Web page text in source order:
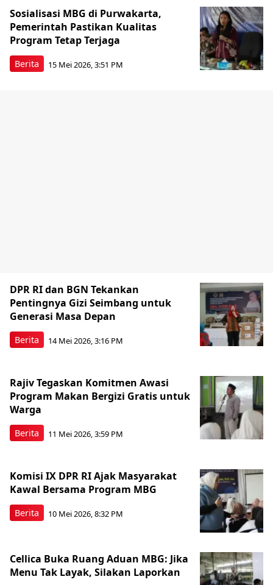
Berita
Sosialisasi MBG di Purwakarta,
Pemerintah Pastikan Kualitas
Program Tetap Terjaga
15 Mei 2026, 3:51 PM
Berita
DPR RI dan BGN Tekankan
Pentingnya Gizi Seimbang untuk
Generasi Masa Depan
14 Mei 2026, 3:16 PM
Berita
Rajiv Tegaskan Komitmen Awasi
Program Makan Bergizi Gratis untuk
Warga
11 Mei 2026, 3:59 PM
Berita
Komisi IX DPR RI Ajak Masyarakat
Kawal Bersama Program MBG
10 Mei 2026, 8:32 PM
Cellica Buka Ruang Aduan MBG: Jika
Menu Tak Layak, Silakan Laporkan